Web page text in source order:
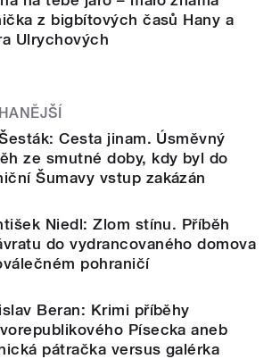
z bigbítových časů Hany a
Ulrychových
Cesta jinam. Úsměvný
ze smutné doby, kdy byl do
Šumavy vstup zakázán
Niedl: Zlom stínu. Příběh
do vydrancovaného domova
pohraničí
Beran: Krimi příběhy
Písecka aneb
pátračka versus galérka